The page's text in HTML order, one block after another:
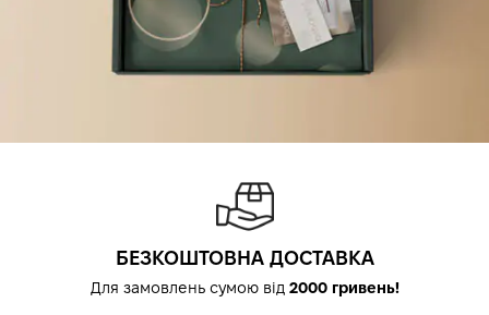
БЕЗКОШТОВНА ДОСТАВКА
Для замовлень сумою від 2000 гривень!